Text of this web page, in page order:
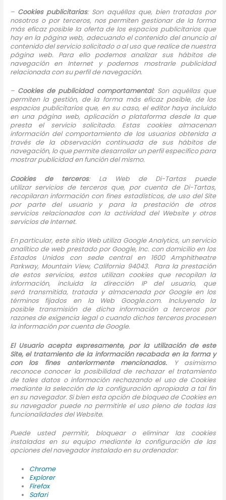
– Cookies publicitarias: Son aquéllas que, bien tratadas por
nosotros o por terceros, nos permiten gestionar de la forma
más eficaz posible la oferta de los espacios publicitarios que
hay en la página web, adecuando el contenido del anuncio al
contenido del servicio solicitado o al uso que realice de nuestra
página web. Para ello podemos analizar sus hábitos de
navegación en Internet y podemos mostrarle publicidad
relacionada con su perfil de navegación.
– Cookies de publicidad comportamental: Son aquéllas que
permiten la gestión, de la forma más eficaz posible, de los
espacios publicitarios que, en su caso, el editor haya incluido
en una página web, aplicación o plataforma desde la que
presta el servicio solicitado. Estas cookies almacenan
información del comportamiento de los usuarios obtenida a
través de la observación continuada de sus hábitos de
navegación, lo que permite desarrollar un perfil específico para
mostrar publicidad en función del mismo.
Cookies de terceros: La Web de Di-Tartas puede
utilizar servicios de terceros que, por cuenta de Di-Tartas,
recopilaran información con fines estadísticos, de uso del Site
por parte del usuario y para la prestación de otros
servicios relacionados con la actividad del Website y otros
servicios de Internet.
En particular, este sitio Web utiliza Google Analytics, un servicio
analítico de web prestado por Google, Inc. con domicilio en los
Estados Unidos con sede central en 1600 Amphitheatre
Parkway, Mountain View, California 94043. Para la prestación
de estos servicios, estos utilizan cookies que recopilan la
información, incluida la dirección IP del usuario, que
será transmitida, tratada y almacenada por Google en los
términos fijados en la Web Google.com. Incluyendo la
posible transmisión de dicha información a terceros por
razones de exigencia legal o cuando dichos terceros procesen
la información por cuenta de Google.
El Usuario acepta expresamente, por la utilización de este
Site, el tratamiento de la información recabada en la forma y
con los fines anteriormente mencionados. Y asimismo
reconoce conocer la posibilidad de rechazar el tratamiento
de tales datos o información rechazando el uso de Cookies
mediante la selección de la configuración apropiada a tal fin
en su navegador. Si bien esta opción de bloqueo de Cookies en
su navegador puede no permitirle el uso pleno de todas las
funcionalidades del Website.
Puede usted permitir, bloquear o eliminar las cookies
instaladas en su equipo mediante la configuración de las
opciones del navegador instalado en su ordenador:
Chrome
Explorer
Firefox
Safari